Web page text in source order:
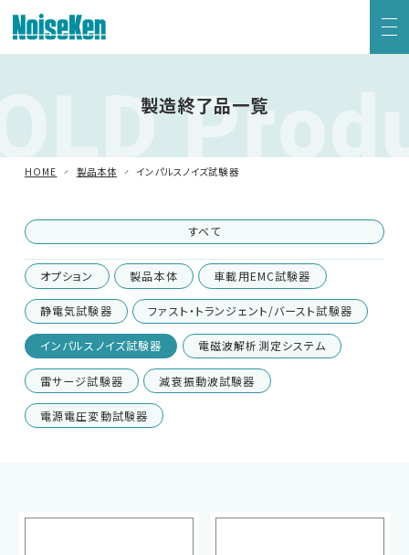
製造終了品一覧
HOME 製品本体 インパルスノイズ試験器
すべて
オプション 製品本体 車載用EMC試験器
静電気試験器 ファスト・トランジェント/バースト試験器
インパルスノイズ試験器 電磁波解析測定システム
雷サージ試験器 減衰振動波試験器
電源電圧変動試験器
EMC試験器トップ
ファスト・トランジェント/バースト試験器
雷サージ試験器
電源電圧変動試験器・その他試験器
減衰振動波試験器